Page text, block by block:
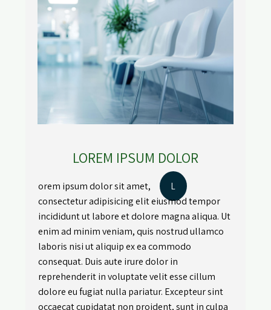
LOREM IPSUM DOLOR
L
orem ipsum dolor sit amet,
consectetur adipisicing elit eiusmod tempor
incididunt ut labore et dolore magna aliqua. Ut
enim ad minim veniam, quis nostrud ullamco
laboris nisi ut aliquip ex ea commodo
consequat. Duis aute irure dolor in
reprehenderit in voluptate velit esse cillum
dolore eu fugiat nulla pariatur. Excepteur sint
occaecat cupidatat non proident, sunt in culpa